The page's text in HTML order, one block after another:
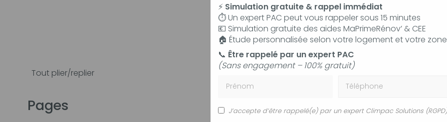
Plan du site
Tout plier/replier
Pages
⚡ Simulation gratuite & rappel immédiat
⏱️ Un expert PAC peut vous rappeler sous 15 minutes
💶 Simulation gratuite des aides MaPrimeRénov’ & CEE
🏠 Étude personnalisée selon votre logement et votre zone
📞 Être rappelé par un expert PAC
(Sans engagement – 100% gratuit)
J’accepte d’être rappelé(e) par un expert Climpac Solutions (RGPD)